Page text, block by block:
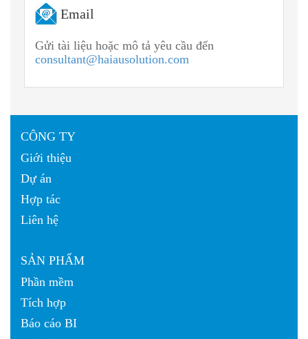
Email
Gửi tài liệu hoặc mô tả yêu cầu đến
consultant@haiausolution.com
CÔNG TY
Giới thiệu
Dự án
Hợp tác
Liên hệ
SẢN PHẨM
Phần mềm
Tích hợp
Báo cáo BI